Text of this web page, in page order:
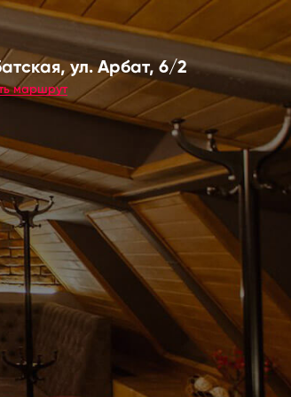
ул. Арбат, 6/2
маршрут